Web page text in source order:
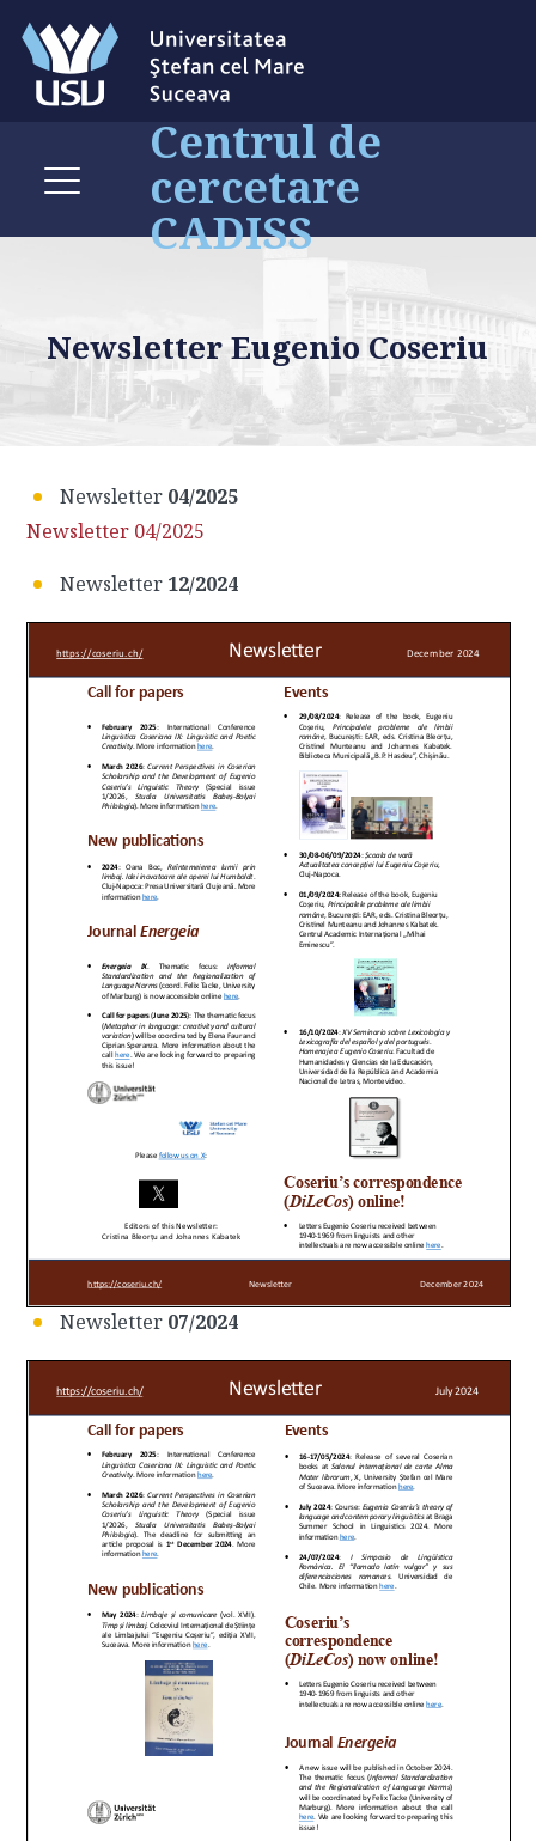
Centrul de
cercetare
CADISS
Newsletter Eugenio Coseriu
Newsletter 04/2025
Newsletter 04/2025
Newsletter 12/2024
Newsletter 07/2024